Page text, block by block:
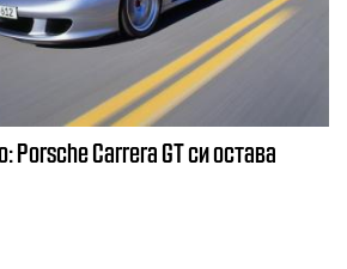
Porsche Carrera GT си остава